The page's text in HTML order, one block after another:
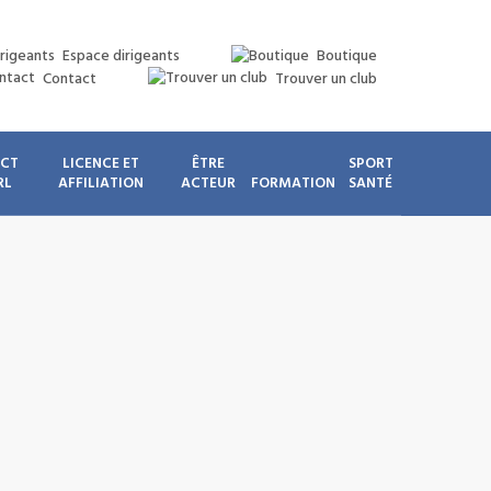
Espace dirigeants
Boutique
Contact
Trouver un club
LICENCE ET
AFFILIATION
ÊTRE
ACTEUR
FORMATION
SPORT
SANTÉ